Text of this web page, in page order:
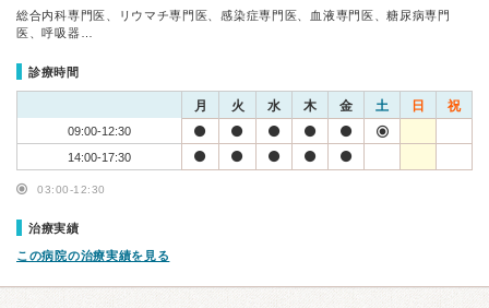
総合内科専門医、リウマチ専門医、感染症専門医、血液専門医、糖尿病専門
医、呼吸器…
診療時間
月 火 水 木 金 土 日 祝
09:00-12:30
14:00-17:30
03:00-12:30
治療実績
この病院の治療実績を見る